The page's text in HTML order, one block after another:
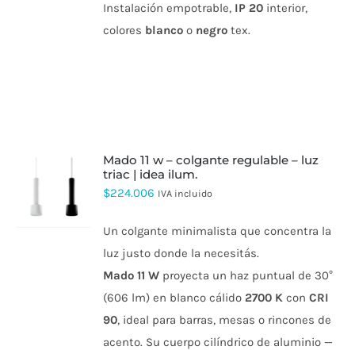
Instalación empotrable, IP 20 interior,
colores blanco o negro tex.
PRODUCTO
TIENE
MÚLTIPLES
VARIANTES.
mado 11 w – colgante regulable – luz
triac | idea ilum.
$224.006 IVA incluido
Un colgante minimalista que concentra la
luz justo donde la necesitás.
Mado 11 W proyecta un haz puntual de 30°
(606 lm) en blanco cálido 2700 K conCRI
90, ideal para barras, mesas o rincones de
acento. Su cuerpo cilíndrico de aluminio —